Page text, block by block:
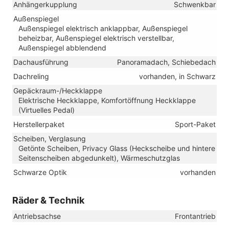
Anhängerkupplung
Schwenkbar
Außenspiegel
Außenspiegel elektrisch anklappbar, Außenspiegel
beheizbar, Außenspiegel elektrisch verstellbar,
Außenspiegel abblendend
Dachausführung
Panoramadach, Schiebedach
Dachreling
vorhanden, in Schwarz
Gepäckraum-/Heckklappe
Elektrische Heckklappe, Komfortöffnung Heckklappe
(Virtuelles Pedal)
Herstellerpaket
Sport-Paket
Scheiben, Verglasung
Getönte Scheiben, Privacy Glass (Heckscheibe und hintere
Seitenscheiben abgedunkelt), Wärmeschutzglas
Schwarze Optik
vorhanden
Räder & Technik
Antriebsachse
Frontantrieb